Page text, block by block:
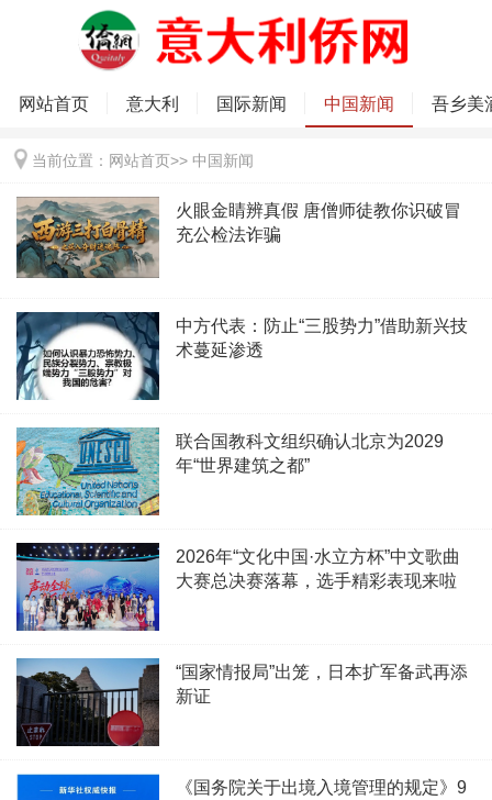
网站首页 意大利 国际新闻 中国新闻 吾乡美
当前位置： 网站首页>> 中国新闻
火眼金睛辨真假 唐僧师徒教你识破冒
充公检法诈骗
中方代表：防止“三股势力”借助新兴技
术蔓延渗透
联合国教科文组织确认北京为2029
年“世界建筑之都”
2026年“文化中国·水立方杯”中文歌曲
大赛总决赛落幕，选手精彩表现来啦
“国家情报局”出笼，日本扩军备武再添
新证
《国务院关于出境入境管理的规定》9